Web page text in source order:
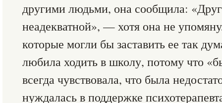
другими людьми, она сообщила:
неадекватной», — хотя она не
которые могли бы заставить ее так
любила ходить в школу, потому что
всегда чувствовала, что была
нуждалась в поддержке